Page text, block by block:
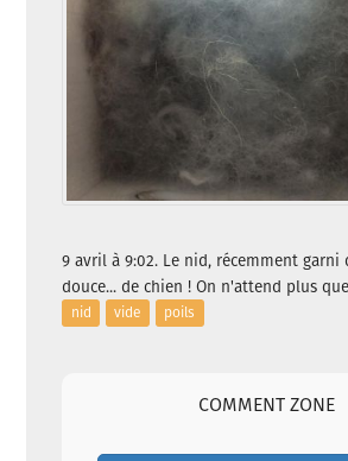
9 avril à 9:02. Le nid, récemment
douce... de chien ! On n'attend plus
nid vide poils
COMMENT ZONE